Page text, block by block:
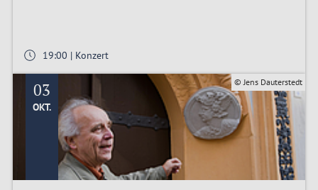
19:00 | Konzert
03
OKT.
© Jens Dauterstedt